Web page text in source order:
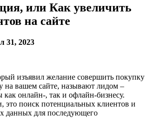
или Как увеличить
на сайте
31, 2023
изъявил желание совершить покупку
на вашем сайте, называют лидом –
онлайн-, так и офлайн-бизнесу.
это поиск потенциальных клиентов и
данных для последующего